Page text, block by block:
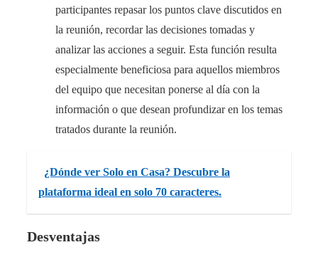
participantes repasar los puntos clave discutidos en
la reunión, recordar las decisiones tomadas y
analizar las acciones a seguir. Esta función resulta
especialmente beneficiosa para aquellos miembros
del equipo que necesitan ponerse al día con la
información o que desean profundizar en los temas
tratados durante la reunión.
¿Dónde ver Solo en Casa? Descubre la
plataforma ideal en solo 70 caracteres.
Desventajas